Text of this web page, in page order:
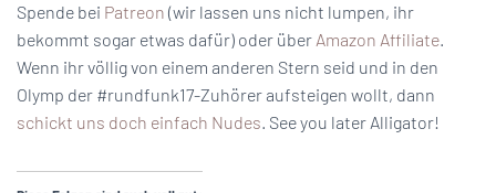
Spende bei Patreon (wir lassen uns nicht lumpen, ihr
bekommt sogar etwas dafür) oder über Amazon Affiliate.
Wenn ihr völlig von einem anderen Stern seid und in den
Olymp der #rundfunk17-Zuhörer aufsteigen wollt, dann
schickt uns doch einfach Nudes. See you later Alligator!